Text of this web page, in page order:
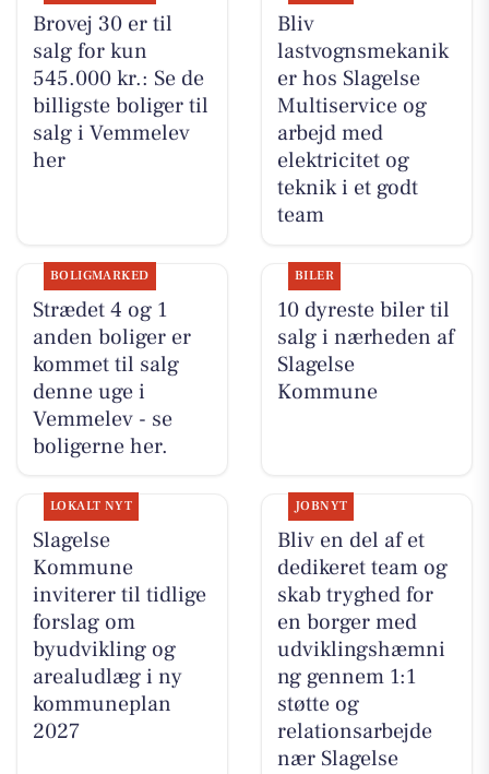
Brovej 30 er til
salg for kun
545.000 kr.: Se de
billigste boliger til
salg i Vemmelev
her
Bliv
lastvognsmekanik
er hos Slagelse
Multiservice og
arbejd med
elektricitet og
teknik i et godt
team
BOLIGMARKED
Strædet 4 og 1
anden boliger er
kommet til salg
denne uge i
Vemmelev - se
boligerne her.
BILER
10 dyreste biler til
salg i nærheden af
Slagelse
Kommune
LOKALT NYT
Slagelse
Kommune
inviterer til tidlige
forslag om
byudvikling og
arealudlæg i ny
kommuneplan
2027
JOBNYT
Bliv en del af et
dedikeret team og
skab tryghed for
en borger med
udviklingshæmni
ng gennem 1:1
støtte og
relationsarbejde
nær Slagelse